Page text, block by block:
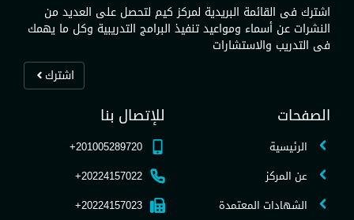
اشترك فى القائمة البريدية لمركز كيم لتحصل على العديد من
النشرات عن أسماء ومواعيد تنفيذ البرامج التدريبية وكل ما يهمك
فى التدريب والاستشارات
اشترك
الصفحات
الرئيسية
عن المركز
الشهادات المعتمدة
للإتصال بنا
201005289720+
20224157022+
20224157023+